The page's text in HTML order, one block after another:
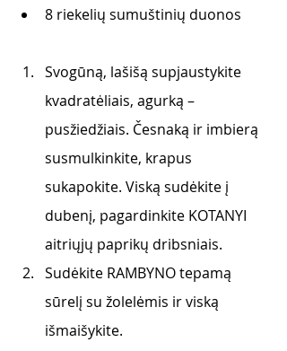
8 riekelių sumuštinių duonos
Svogūną, lašišą supjaustykite
kvadratėliais, agurką –
pusžiedžiais. Česnaką ir imbierą
susmulkinkite, krapus
sukapokite. Viską sudėkite į
dubenį, pagardinkite KOTANYI
aitriųjų paprikų dribsniais.
Sudėkite RAMBYNO tepamą
sūrelį su žolelėmis ir viską
išmaišykite.